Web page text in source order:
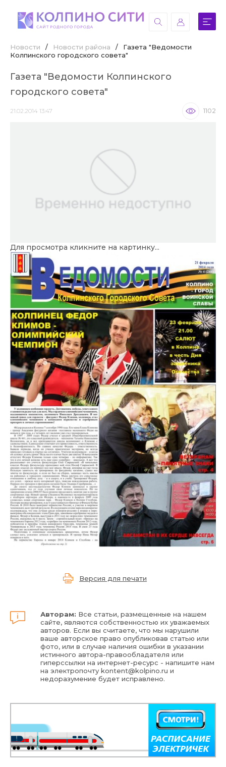
Новости / Новости района /
Газета "Ведомости
Колпинского городского совета"
Газета "Ведомости Колпинского
городского совета"
21.02.2014 13:47 1102
Для просмотра кликните на картинку...
Версия для печати
Авторам: Все статьи, размещенные на нашем
сайте, являются собственностью их уважаемых
авторов. Если вы считаете, что мы нарушили
ваше авторское право опубликовав статью или
фото, или в случае наличия ошибки в указании
истинного автора-правообладателя или
гиперссылки на интернет-ресурс - напишите нам
на электропочтуkontent@kolpino.ru и
недоразумение будет исправлено.